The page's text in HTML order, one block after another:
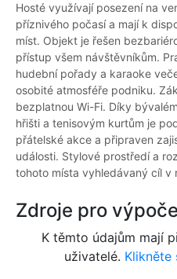
Hosté využívají posezení na
příznivého počasí a mají k
míst. Objekt je řešen
přístup všem návštěvníkům.
hudební pořady a karaoke
osobité atmosféře podniku.
bezplatnou Wi-Fi. Díky
hřišti a tenisovým kurtům je
přátelské akce a připraven
události. Stylové prostředí a
tohoto místa vyhledávaný cíl v
Zdroje pro
K těmto údajům mají
uživatelé. Klikněte